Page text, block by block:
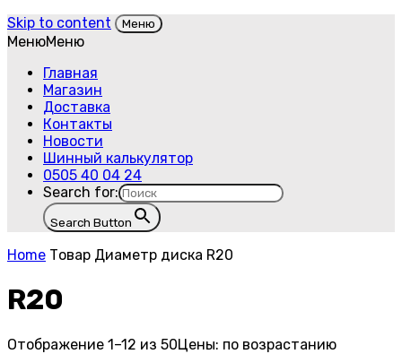
Skip to content Меню
МенюМеню
Главная
Магазин
Доставка
Контакты
Новости
Шинный калькулятор
0505 40 04 24
Search for:
Search Button
Home Товар Диаметр диска R20
R20
Отображение 1–12 из 50Цены: по возрастанию